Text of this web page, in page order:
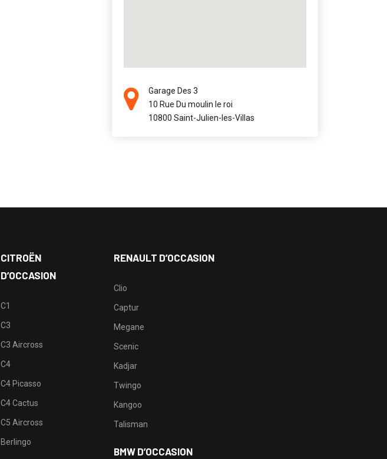
Garage Des 3
10 Rue Du moulin le roi
10800 Saint-Julien-les-Villas
CITROËN
D’OCCASION
C1
C3
C3 Aircross
C4
C4 Picasso
C4 Cactus
C5 Aircross
Berlingo
RENAULT D’OCCASION
Clio
Captur
Megane
Scenic
Kadjar
Twingo
Kangoo
Talisman
BMW D’OCCASION